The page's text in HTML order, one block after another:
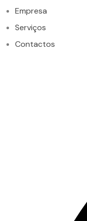
Empresa
Serviços
Contactos